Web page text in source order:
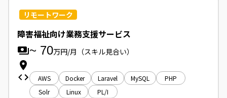
リモートワーク
障害福祉向け業務支援サービス
~ 70万円/月 （スキル見合い）
AWS Docker Laravel MySQL
PHP
Solr
Linux PL/I